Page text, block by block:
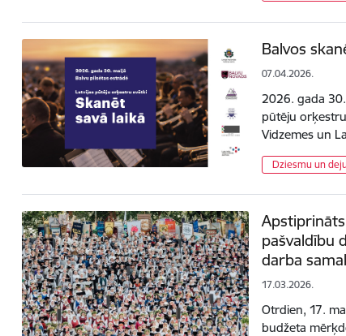
Balvos
07.04.2026.
2026. gada
pūtēju orķestru
Vidzemes un
Dziesmu un
pašvaldību
darba
17.03.2026.
Otrdien, 17.
budžeta